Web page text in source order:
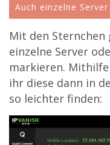
Auch einzelne
Mit den
einzelne Server
markieren.
ihr diese dann in
so leichter finden: